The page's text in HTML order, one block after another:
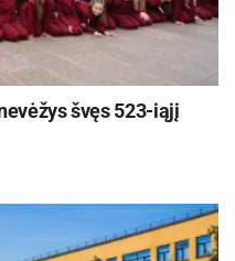
švęs 523-iąjį